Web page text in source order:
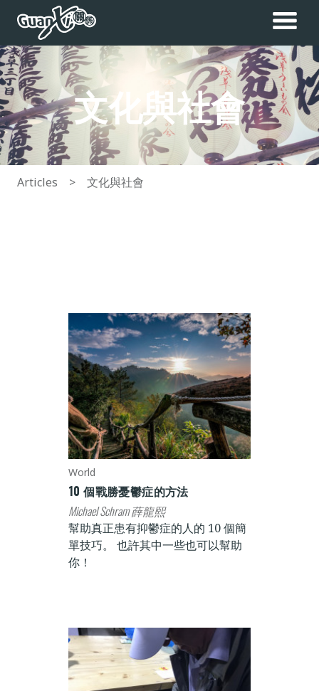
文化與社會
Articles > 文化與社會
World
10 個戰勝憂鬱症的方法
Michael Schram 薛龍熙
幫助真正患有抑鬱症的人的 10 個簡
單技巧。 也許其中一些也可以幫助
你！